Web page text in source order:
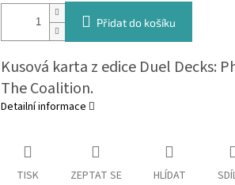
Přidat do košíku
Kusová karta z edice Duel Decks:
The Coalition.
Detailní informace
TISK ZEPTAT SE HLÍDAT